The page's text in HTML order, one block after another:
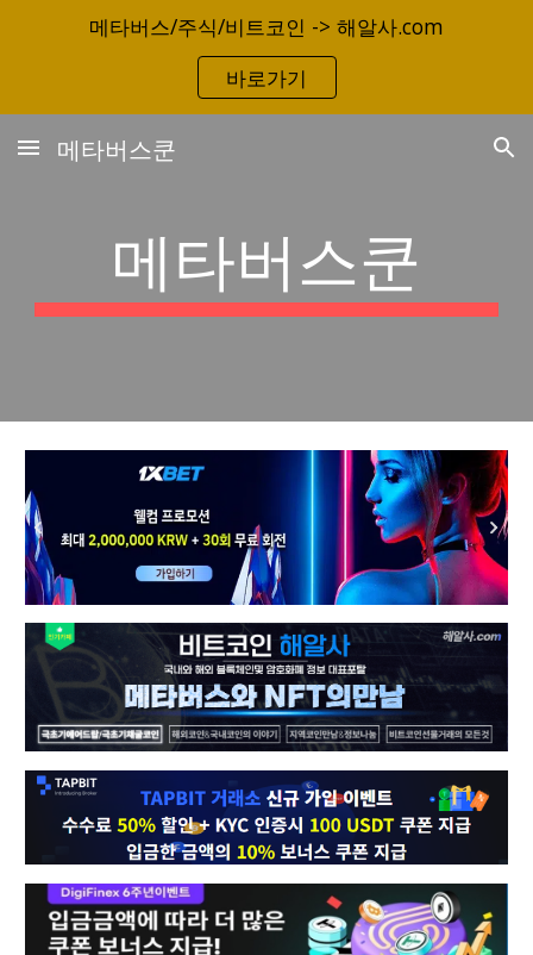
Skip to main content Skip to navigation
메타버스/주식/비트코인 -> 해알사.com
바로가기
메타버스쿤
메타버스쿤